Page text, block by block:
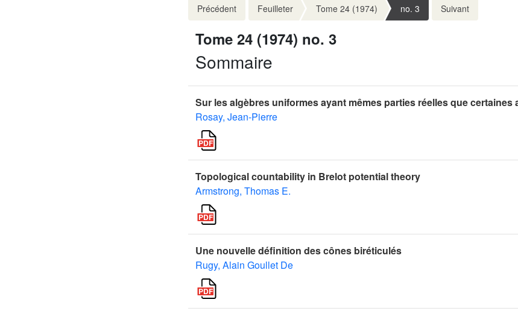
Précédent Feuilleter Tome 24 (1974) no. 3 Suivant
Tome 24 (1974) no. 3
Sommaire
Sur les algèbres uniformes ayant mêmes parties réelles que certaines
Rosay, Jean-Pierre
Topological countability in Brelot potential theory
Armstrong, Thomas E.
Une nouvelle définition des cônes biréticulés
Rugy, Alain Goullet De